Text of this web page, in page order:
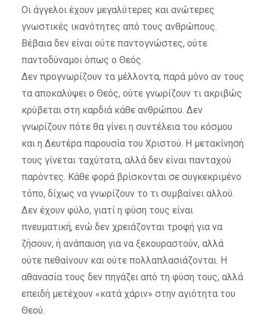
Οι άγγελοι έχουν μεγαλύτερες και ανώτερες
γνωστικές ικανότητες από τους ανθρώπους.
Βέβαια δεν είναι ούτε παντογνώστες, ούτε
παντοδύναμοι όπως ο Θεός.
Δεν προγνωρίζουν τα μέλλοντα, παρά μόνο αν τους
τα αποκαλύψει ο Θεός, ούτε γνωρίζουν τι ακριβώς
κρύβεται στη καρδιά κάθε ανθρώπου. Δεν
γνωρίζουν πότε θα γίνει η συντέλεια του κόσμου
και η Δευτέρα παρουσία του Χριστού. Η μετακίνησή
τους γίνεται ταχύτατα, αλλά δεν είναι πανταχού
παρόντες. Κάθε φορά βρίσκονται σε συγκεκριμένο
τόπο, δίχως να γνωρίζουν το τι συμβαίνει αλλού.
Δεν έχουν φύλο, γιατί η φύση τους είναι
πνευματική, ενώ δεν χρειάζονται τροφή για να
ζήσουν, ή ανάπαυση για να ξεκουραστούν, αλλά
ούτε πεθαίνουν και ούτε πολλαπλασιάζονται. Η
αθανασία τους δεν πηγάζει από τη φύση τους, αλλά
επειδή μετέχουν «κατά χάριν» στην αγιότητα του
Θεού.